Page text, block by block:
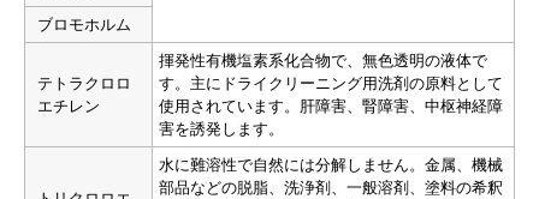
ブロモホルム
テトラクロロ
エチレン
揮発性有機塩素系化合物で、無色透明の液体で
す。主にドライクリーニング用洗剤の原料として
使用されています。肝障害、腎障害、中枢神経障
害を誘発します。
水に難溶性で自然には分解しません。金属、機械
部品などの脱脂、洗浄剤、一般溶剤、塗料の希釈